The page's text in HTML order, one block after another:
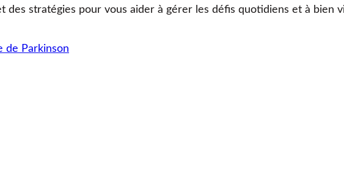
des stratégies pour vous aider à gérer les défis quotidiens et à bien
de Parkinson